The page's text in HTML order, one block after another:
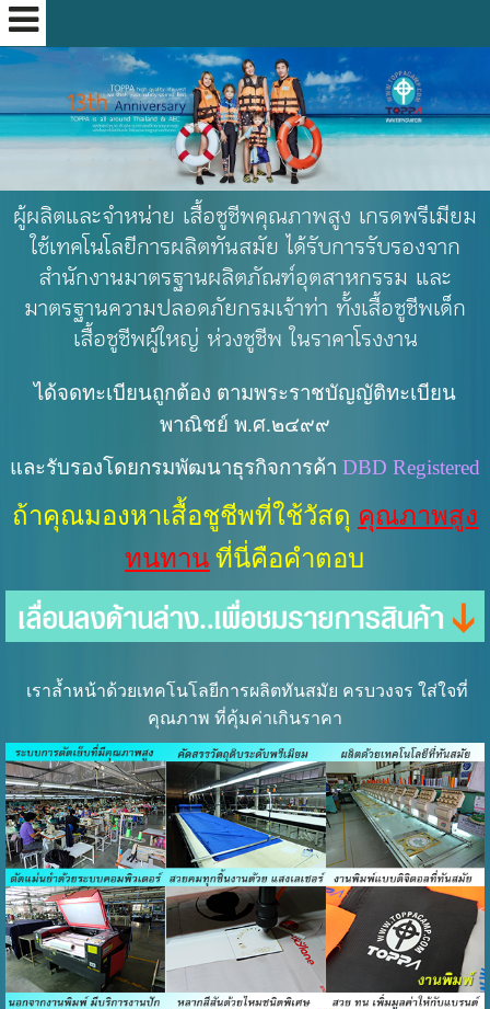
ผู้ผลิตและจำหน่าย เสื้อชูชีพคุณภาพสูง เกรดพรีเมียม
ใช้เทคโนโลยีการผลิตทันสมัย ได้รับการรับรองจาก
สำนักงานมาตรฐานผลิตภัณฑ์อุตสาหกรรม และ
มาตรฐานความปลอดภัยกรมเจ้าท่า ทั้งเสื้อชูชีพเด็ก
เสื้อชูชีพผู้ใหญ่ ห่วงชูชีพ ในราคาโรงงาน
ได้จดทะเบียนถูกต้อง ตามพระราชบัญญัติทะเบียน
พาณิชย์ พ.ศ.๒๔๙๙
และรับรองโดยกรมพัฒนาธุรกิจการค้า DBD Registered
ถ้าคุณมองหาเสื้อชูชีพที่ใช้วัสดุ คุณภาพสูง
ทนทาน ที่นี่คือคำตอบ
เราล้ำหน้าด้วยเทคโนโลยีการผลิตทันสมัย ครบวงจร ใส่ใจที่
คุณภาพ ที่คุ้มค่าเกินราคา